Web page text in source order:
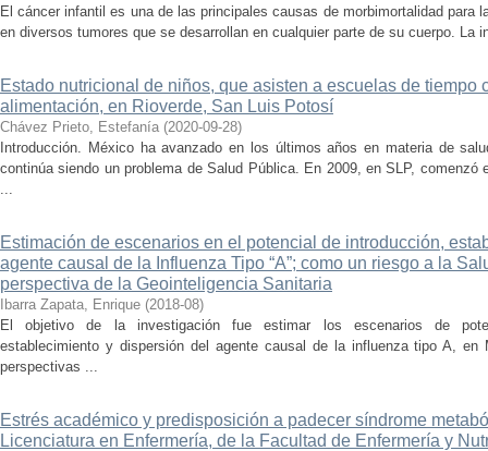
El cáncer infantil es una de las principales causas de morbimortalidad para
en diversos tumores que se desarrollan en cualquier parte de su cuerpo. La
Estado nutricional de niños, que asisten a escuelas de tiempo
alimentación, en Rioverde, San Luis Potosí
Chávez Prieto, Estefanía (2020-09-28)
Introducción. México ha avanzado en los últimos años en materia de
continúa siendo un problema de Salud Pública. En 2009, en SLP, comenzó
...
Estimación de escenarios en el potencial de introducción,
agente causal de la Influenza Tipo “A”; como un riesgo a la
perspectiva de la Geointeligencia Sanitaria
Ibarra Zapata, Enrique (2018-08)
El objetivo de la investigación fue estimar los escenarios de
establecimiento y dispersión del agente causal de la influenza tipo A, en
perspectivas ...
Estrés académico y predisposición a padecer síndrome
Licenciatura en Enfermería, de la Facultad de Enfermería y